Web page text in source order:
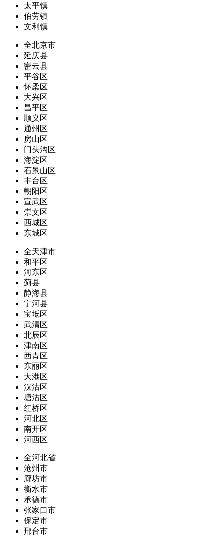
太平镇
伯劳镇
文利镇
全北京市
延庆县
密云县
平谷区
怀柔区
大兴区
昌平区
顺义区
通州区
房山区
门头沟区
海淀区
石景山区
丰台区
朝阳区
宣武区
崇文区
西城区
东城区
全天津市
和平区
河东区
蓟县
静海县
宁河县
宝坻区
武清区
北辰区
津南区
西青区
东丽区
大港区
汉沽区
塘沽区
红桥区
河北区
南开区
河西区
全河北省
沧州市
廊坊市
衡水市
承德市
张家口市
保定市
邢台市